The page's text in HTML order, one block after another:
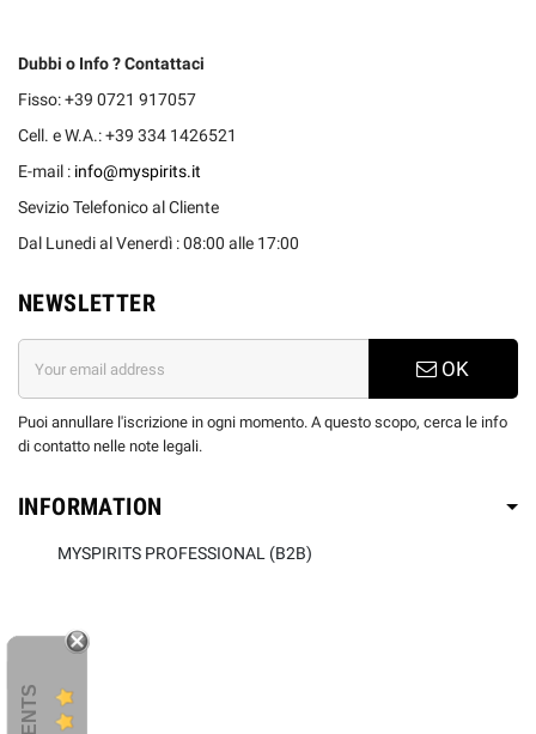
Dubbi o Info ? Contattaci
Fisso: +39 0721 917057
Cell. e W.A.: +39 334 1426521
E-mail : info@myspirits.it
Sevizio Telefonico al Cliente
Dal Lunedi al Venerdì : 08:00 alle 17:00
NEWSLETTER
OK
Puoi annullare l'iscrizione in ogni momento. A questo scopo, cerca le info
di contatto nelle note legali.
INFORMATION
MYSPIRITS PROFESSIONAL (B2B)